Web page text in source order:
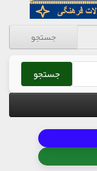
جستجو
جستجو